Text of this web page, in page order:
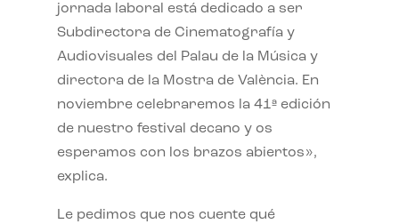
jornada laboral está dedicado a ser
Subdirectora de Cinematografía y
Audiovisuales del Palau de la Música y
directora de la Mostra de València. En
noviembre celebraremos la 41ª edición
de nuestro festival decano y os
esperamos con los brazos abiertos»,
explica.
Le pedimos que nos cuente qué